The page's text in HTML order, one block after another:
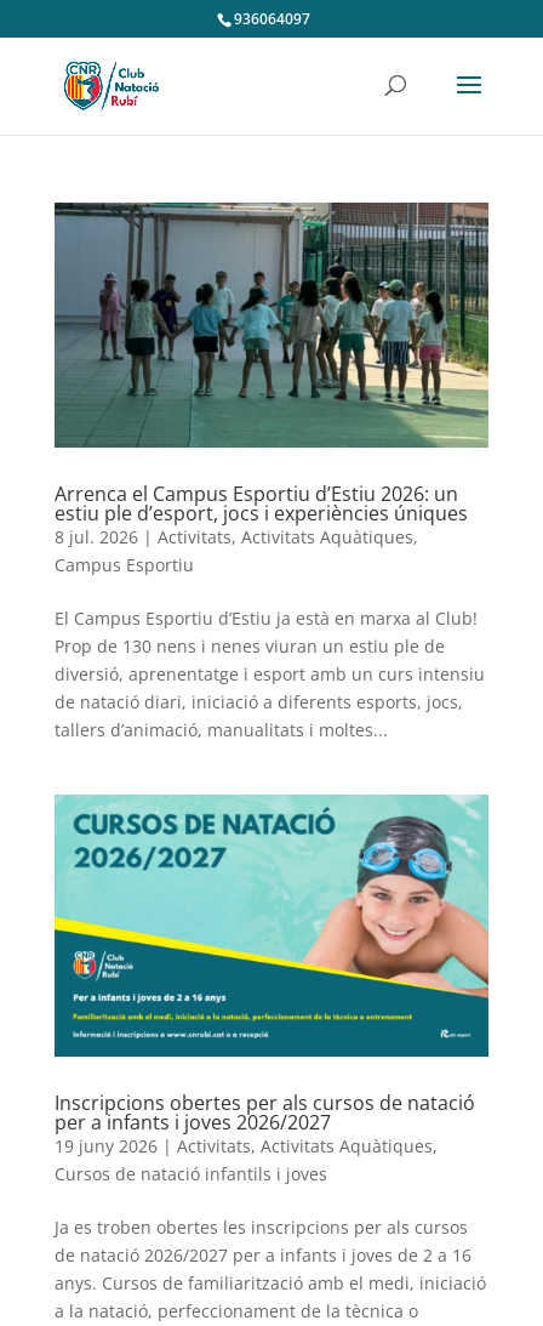
936064097
Arrenca el Campus Esportiu d’Estiu 2026: un
estiu ple d’esport, jocs i experiències úniques
8 jul. 2026| Activitats, Activitats Aquàtiques,
Campus Esportiu
El Campus Esportiu d’Estiu ja està en marxa al Club!
Prop de 130 nens i nenes viuran un estiu ple de
diversió, aprenentatge i esport amb un curs intensiu
de natació diari, iniciació a diferents esports, jocs,
tallers d’animació, manualitats i moltes...
Inscripcions obertes per als cursos de natació
per a infants i joves 2026/2027
19 juny 2026| Activitats, Activitats Aquàtiques,
Cursos de natació infantils i joves
Ja es troben obertes les inscripcions per als cursos
de natació 2026/2027 per a infants i joves de 2 a 16
anys. Cursos de familiarització amb el medi, iniciació
a la natació, perfeccionament de la tècnica o